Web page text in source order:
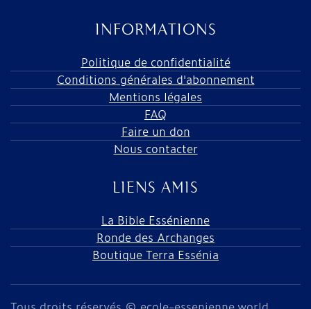
INFORMATIONS
Politique de confidentialité
Conditions générales d'abonnement
Mentions légales
FAQ
Faire un don
Nous contacter
LIENS AMIS
La Bible Essénienne
Ronde des Archanges
Boutique Terra Essénia